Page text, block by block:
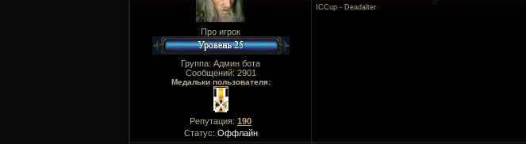
Про игрок
Группа: Админ бота
Сообщений: 2901
Медальки пользователя:
Репутация: 190
Статус: Оффлайн
ICCup - Deadalter